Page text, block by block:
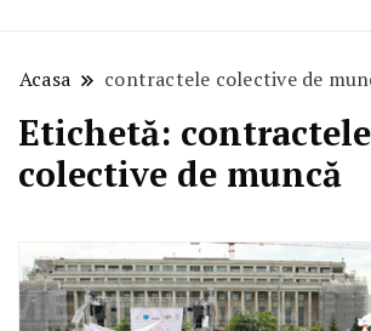
Acasa contractele colective de
Etichetă: contractele
colective de muncă